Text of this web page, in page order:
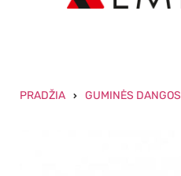
PRADŽIA GUMINĖS DANGOS